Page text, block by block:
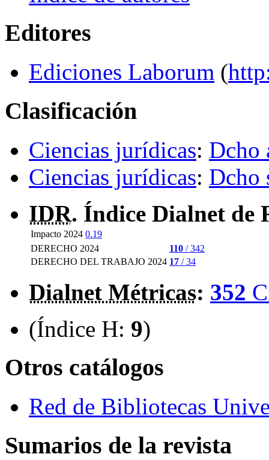
Editores
Ediciones Laborum (
Clasificación
Ciencias jurídicas: Dcho
Ciencias jurídicas: Dcho
IDR. Índice Dialnet de
Impacto 2024 0.19
DERECHO 2024
110 / 342
DERECHO DEL TRABAJO 2024 17 / 34
Dialnet Métricas: 352
(Índice H: 9)
Otros catálogos
Red de Bibliotecas
Sumarios de la revista